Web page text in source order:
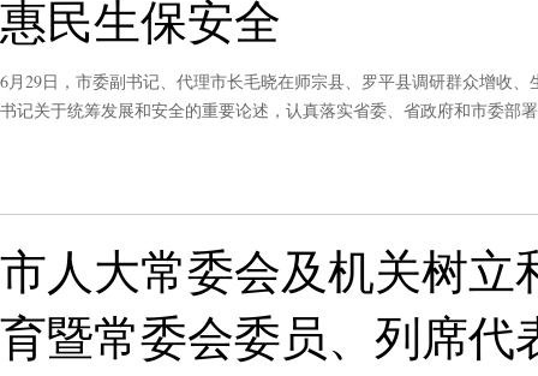
惠民生保安全
6月29日，市委副书记、代理市长毛晓在师宗县、罗平县调研群众增收
书记关于统筹发展和安全的重要论述，认真落实省委、省政府和市委部
市人大常委会及机关树
育暨常委会委员、列席代